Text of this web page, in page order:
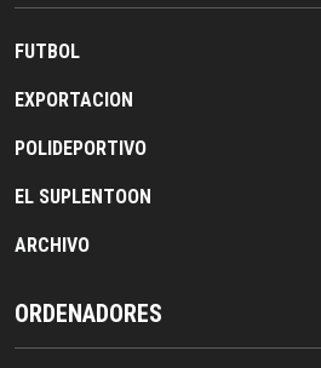
FUTBOL
EXPORTACION
POLIDEPORTIVO
EL SUPLENTOON
ARCHIVO
ORDENADORES